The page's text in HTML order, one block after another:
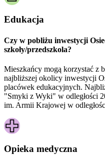
Edukacja
Czy w pobliżu inwestycji
szkoły/przedszkola?
Mieszkańcy mogą korzystać z
najbliższej okolicy inwestycji
placówek edukacyjnych.
"Smyki z Wyki" w odległości
im. Armii Krajowej w
Opieka medyczna